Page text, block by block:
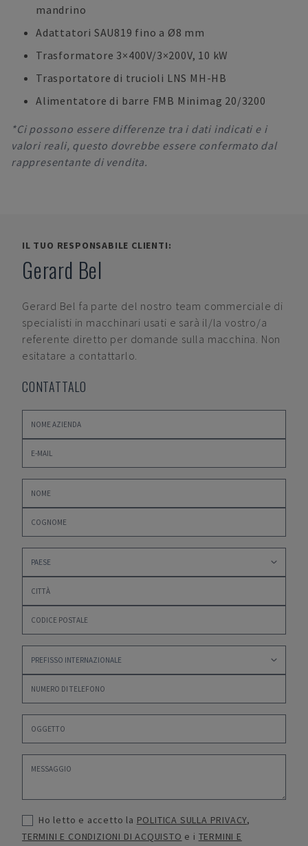
mandrino
Adattatori SAU819 fino a Ø8 mm
Trasformatore 3×400V/3×200V, 10 kW
Trasportatore di trucioli LNS MH-HB
Alimentatore di barre FMB Minimag 20/3200
*Ci possono essere differenze tra i dati indicati e i
valori reali, questo dovrebbe essere confermato dal
rappresentante di vendita.
IL TUO RESPONSABILE CLIENTI:
Gerard Bel
Gerard Bel fa parte del nostro team commerciale di
specialisti in macchinari usati e sarà il/la vostro/a
referente diretto per domande sulla macchina. Non
esitatare a contattarlo.
CONTATTALO
Ho letto e accetto la POLITICA SULLA PRIVACY,
TERMINI E CONDIZIONI DI ACQUISTO e i TERMINI E